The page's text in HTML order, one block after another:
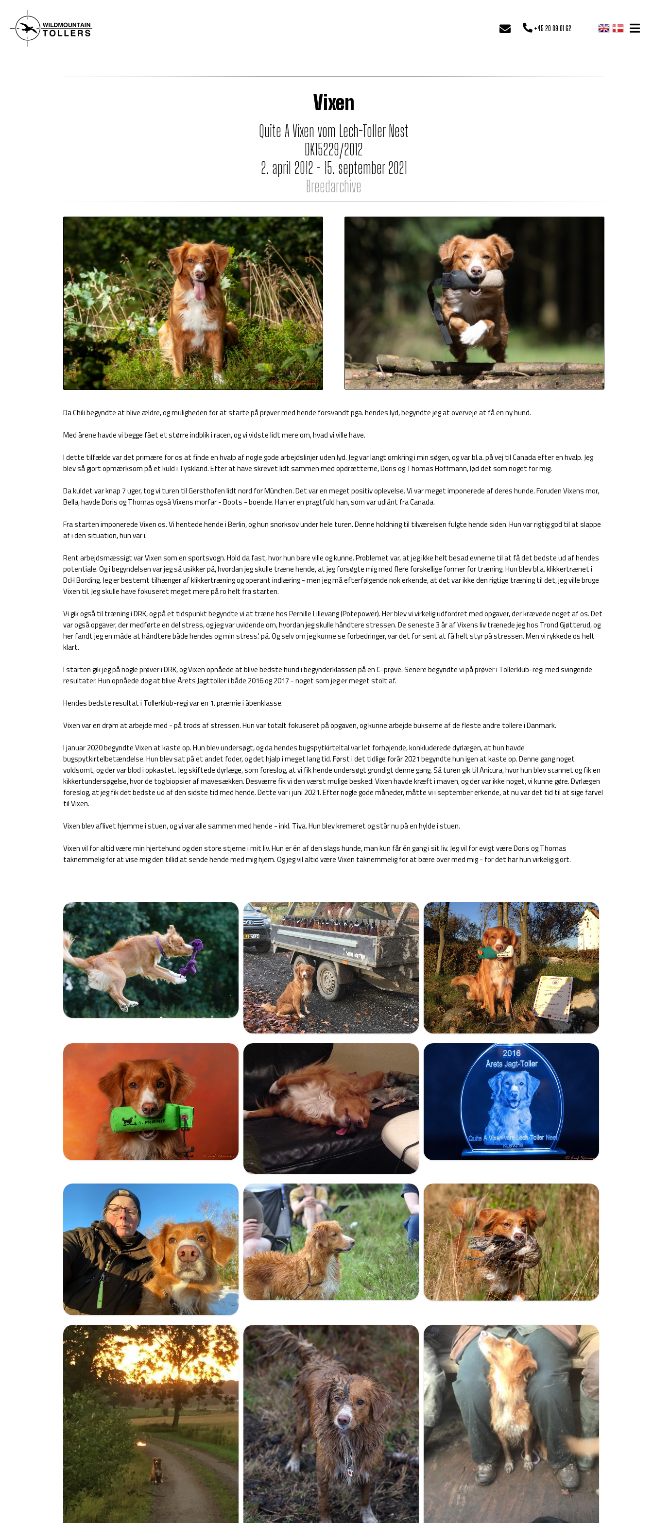
+45 20 89 01 62
Vixen
Quite A Vixen vom Lech-Toller Nest
DK15229/2012
2. april 2012 - 15. september 2021
Breedarchive
Da Chili begyndte at blive ældre, og muligheden for at starte på prøver med hende forsvandt pga. hendes lyd, begyndte jeg at overveje at få en ny hund.
Med årene havde vi begge fået et større indblik i racen, og vi vidste lidt mere om, hvad vi ville have.
I dette tilfælde var det primære for os at finde en hvalp af nogle gode arbejdslinjer uden lyd. Jeg var langt omkring i min søgen, og var bl.a. på vej til Canada efter en hvalp. Jeg
blev så gjort opmærksom på et kuld i Tyskland. Efter at have skrevet lidt sammen med opdrætterne, Doris og Thomas Hoffmann, lød det som noget for mig.
Da kuldet var knap 7 uger, tog vi turen til Gersthofen lidt nord for München. Det var en meget positiv oplevelse. Vi var meget imponerede af deres hunde. Foruden Vixens mor,
Bella, havde Doris og Thomas også Vixens morfar - Boots - boende. Han er en pragtfuld han, som var udlånt fra Canada.
Fra starten imponerede Vixen os. Vi hentede hende i Berlin, og hun snorksov under hele turen. Denne holdning til tilværelsen fulgte hende siden. Hun var rigtig god til at slappe
af i den situation, hun var i.
Rent arbejdsmæssigt var Vixen som en sportsvogn. Hold da fast, hvor hun bare ville og kunne. Problemet var, at jeg ikke helt besad evnerne til at få det bedste ud af hendes
potentiale. Og i begyndelsen var jeg så usikker på, hvordan jeg skulle træne hende, at jeg forsøgte mig med flere forskellige former for træning. Hun blev bl.a. klikkertrænet i
DcH Bording. Jeg er bestemt tilhænger af klikkertræning og operant indlæring - men jeg må efterfølgende nok erkende, at det var ikke den rigtige træning til det, jeg ville bruge
Vixen til. Jeg skulle have fokuseret meget mere på ro helt fra starten.
Vi gik også til træning i DRK, og på et tidspunkt begyndte vi at træne hos Pernille Lillevang (Potepower). Her blev vi virkelig udfordret med opgaver, der krævede noget af os. Det
var også opgaver, der medførte en del stress, og jeg var uvidende om, hvordan jeg skulle håndtere stressen. De seneste 3 år af Vixens liv trænede jeg hos Trond Gjøtterud, og
her fandt jeg en måde at håndtere både hendes og min stress.' på. Og selv om jeg kunne se forbedringer, var det for sent at få helt styr på stressen. Men vi rykkede os helt
klart.
I starten gik jeg på nogle prøver i DRK, og Vixen opnåede at blive bedste hund i begynderklassen på en C-prøve. Senere begyndte vi på prøver i Tollerklub-regi med svingende
resultater. Hun opnåede dog at blive Årets Jagttoller i både 2016 og 2017 - noget som jeg er meget stolt af.
Hendes bedste resultat i Tollerklub-regi var en 1. præmie i åbenklasse.
Vixen var en drøm at arbejde med - på trods af stressen. Hun var totalt fokuseret på opgaven, og kunne arbejde bukserne af de fleste andre tollere i Danmark.
I januar 2020 begyndte Vixen at kaste op. Hun blev undersøgt, og da hendes bugspytkirteltal var let forhøjende, konkluderede dyrlægen, at hun havde
bugspytkirtelbetændelse. Hun blev sat på et andet foder, og det hjalp i meget lang tid. Først i det tidlige forår 2021 begyndte hun igen at kaste op. Denne gang noget
voldsomt, og der var blod i opkastet. Jeg skiftede dyrlæge, som foreslog, at vi fik hende undersøgt grundigt denne gang. Så turen gik til Anicura, hvor hun blev scannet og fik en
kikkertundersøgelse, hvor de tog biopsier af mavesækken. Desværre fik vi den værst mulige besked: Vixen havde kræft i maven, og der var ikke noget, vi kunne gøre. Dyrlægen
foreslog, at jeg fik det bedste ud af den sidste tid med hende. Dette var i juni 2021. Efter nogle gode måneder, måtte vi i september erkende, at nu var det tid til at sige farvel
til Vixen.
Vixen blev aflivet hjemme i stuen, og vi var alle sammen med hende - inkl. Tiva. Hun blev kremeret og står nu på en hylde i stuen.
Vixen vil for altid være min hjertehund og den store stjerne i mit liv. Hun er én af den slags hunde, man kun får én gang i sit liv. Jeg vil for evigt være Doris og Thomas
taknemmelig for at vise mig den tillid at sende hende med mig hjem. Og jeg vil altid være Vixen taknemmelig for at bære over med mig - for det har hun virkelig gjort.